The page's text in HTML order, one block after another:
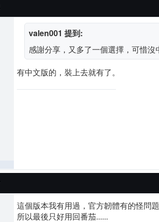
valen001 提到:
感謝分享，又多了一個選擇，可惜
有中文版的，裝上去就有了。
這個版本我有用過，官方韌體有的怪問
所以最後只好用回番茄......